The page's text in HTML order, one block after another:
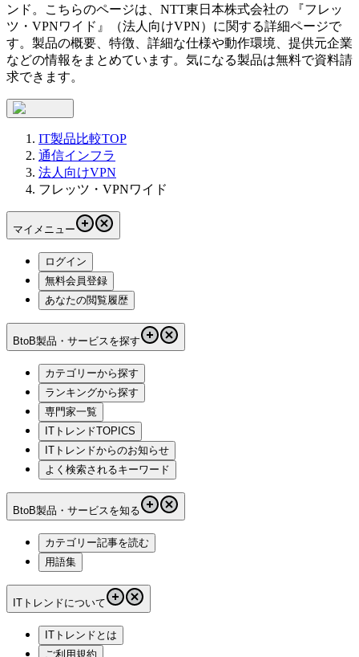
ンド。こちらのページは、 NTT東日本株式会社の 『フレッ
ツ・VPNワイド 』（法人向けVPN）に関する詳細ページで
す。製品の概要、特徴、詳細な仕様や動作環境、提供元企業
などの情報をまとめています。気になる製品は無料で資料請
求できます。
IT製品比較TOP
通信インフラ
法人向けVPN
フレッツ・VPNワイド
マイメニュー
ログイン
無料会員登録
あなたの閲覧履歴
BtoB製品・サービスを探す
カテゴリーから探す
ランキングから探す
専門家一覧
ITトレンドTOPICS
ITトレンドからのお知らせ
よく検索されるキーワード
BtoB製品・サービスを知る
カテゴリー記事を読む
用語集
ITトレンドについて
ITトレンドとは
ご利用規約